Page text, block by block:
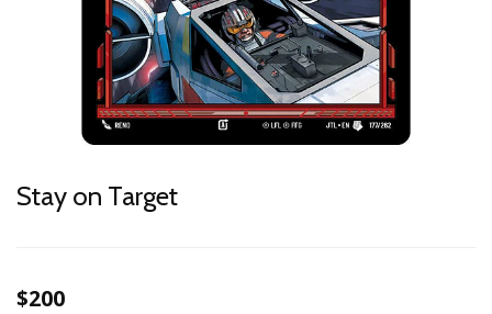
Stay on Target
$200